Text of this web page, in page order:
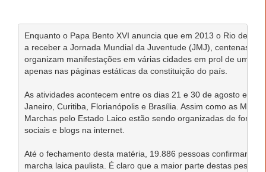
Enquanto o Papa Bento XVI anuncia que em 2013 o Rio de
a receber a Jornada Mundial da Juventude (JMJ), centenas de
organizam manifestações em várias cidades em prol de um
apenas nas páginas estáticas da constituição do país.
As atividades acontecem entre os dias 21 e 30 de agosto em
Janeiro, Curitiba, Florianópolis e Brasília. Assim como as
Marchas pelo Estado Laico estão sendo organizadas de forma
sociais e blogs na internet.
Até o fechamento desta matéria, 19.886 pessoas confirmaram
marcha laica paulista. É claro que a maior parte destas